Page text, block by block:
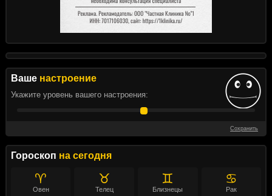
Ваше настроение
Укажите уровень вашего настроения:
Сохранить
Гороскоп на сегодня
♈
Овен
♉
Телец
♊
Близнецы
♋
Рак